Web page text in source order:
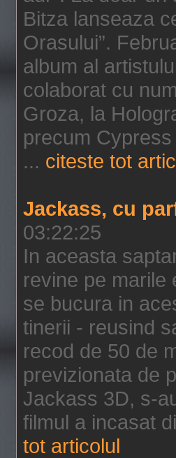
Bitza lanseaza
Orasului”.
album al
colaborat cu
Groza, la
precum
... citeste tot
Jackass, cu
03:22:25
In aceasta
revine pe marile
se bucura in
tinerii - reusind
recod de 50 de
previzionata de
Jackass 3D, s-
filmul a incasat
tot articolul